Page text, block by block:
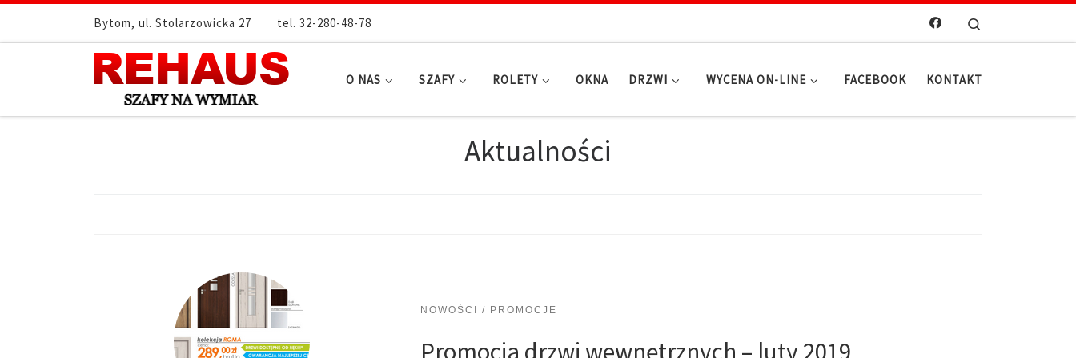
Przejdź do treściBytom, ul. Stolarzowicka 27 tel. 32-280-48-78
O NAS SZAFY ROLETY OKNA DRZWI WYCENA ON-LINE FACEBOOK KONTAKT
Aktualności
NOWOŚCI / PROMOCJE
Promocja drzwi wewnętrznych – luty 2019